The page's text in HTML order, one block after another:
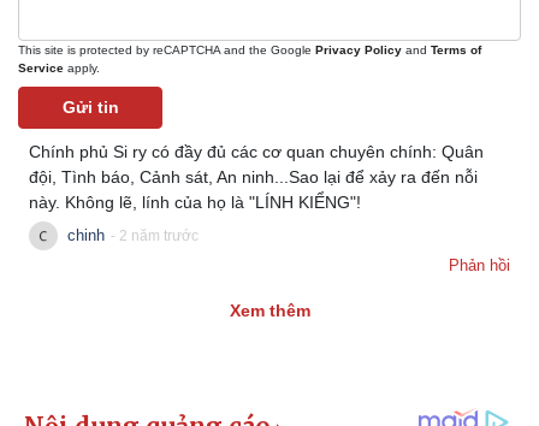
Vụ án
Tin nóng
Tư vấn luật
Vũ khí
This site is protected by reCAPTCHA and the Google Privacy Policy and Terms of
Service apply.
Gửi tin
Chính phủ Si ry có đầy đủ các cơ quan chuyên chính: Quân
đội, Tình báo, Cảnh sát, An ninh...Sao lại để xảy ra đến nỗi
này. Không lẽ, lính của họ là "LÍNH KIỂNG"!
chinh - 2 năm trước
Phản hồi
Xem thêm